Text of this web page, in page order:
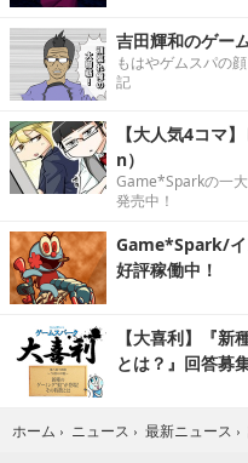
吉田輝和のゲー
もはやゲムスパの
記
【大人気4コマ
n）
Game*Sparkの一
発売中！
Game*Spark/イ
好評稼働中！
【大喜利】『新
とは？』回答募
ホーム › ニュース › 最新ニュース ›